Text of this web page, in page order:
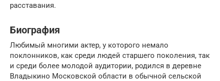
расставания.
Биография
Любимый многими актер, у которого немало
поклонников, как среди людей старшего поколения, так
и среди более молодой аудитории, родился в деревне
Владыкино Московской области в обычной сельской